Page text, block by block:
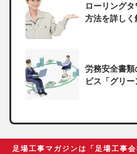
ローリング
方法を詳しく
労務安全書
ビス「グリ
届いたらど
足場工事マガジンは「足場工事